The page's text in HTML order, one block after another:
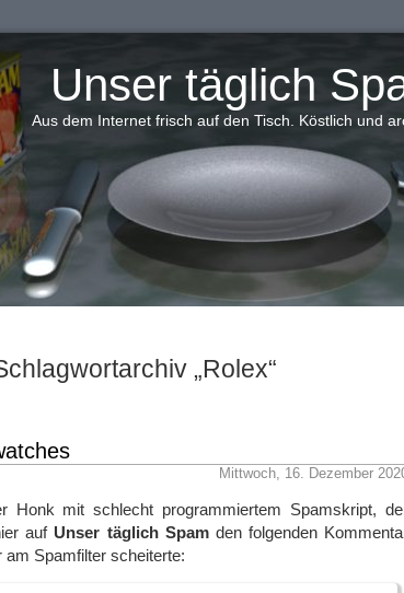
Unser täglich
Aus dem Internet frisch auf den Tisch. Köstlich und
„Rolex“
Mittwoch, 16. Dezember
Honk mit schlecht programmiertem Spamskript,
auf Unser täglich Spamden folgenden
am Spamfilter scheiterte: